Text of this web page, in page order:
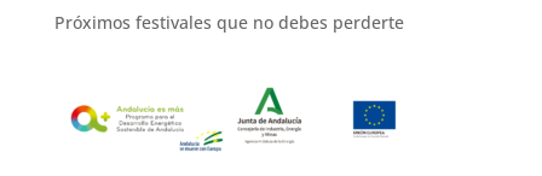
Próximos festivales que no debes perderte